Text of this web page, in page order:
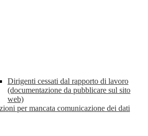
Dirigenti cessati dal rapporto di lavoro
(documentazione da pubblicare sul sito
web)
per mancata comunicazione dei dati